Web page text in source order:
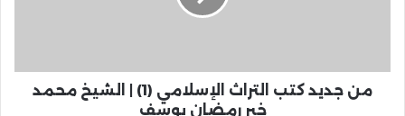
من جديد كتب التراث الإسلامي (1) | الشيخ محمد
خير رمضان يوسف